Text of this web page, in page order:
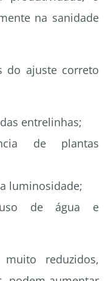
na sanidade
do ajuste correto
entrelinhas;
de plantas
luminosidade;
de água e
reduzidos,